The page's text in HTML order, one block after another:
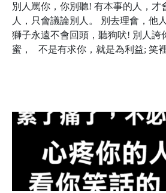
別人罵你，你別聽! 有本事的人，才
人，只會議論別人。 別去理會，他
獅子永遠不會回頭，聽狗吠! 別人誇
蜜， 不是有求你，就是為利益; 笑